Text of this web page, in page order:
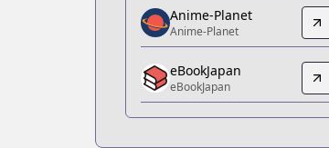
https://www.amazon.co.jp/
Anime-Planet
Anime-Planet
https://www.anime-
eBookJapan
eBookJapan
Anime-Planet
Anime-Planet
eBookJapan
eBookJapan